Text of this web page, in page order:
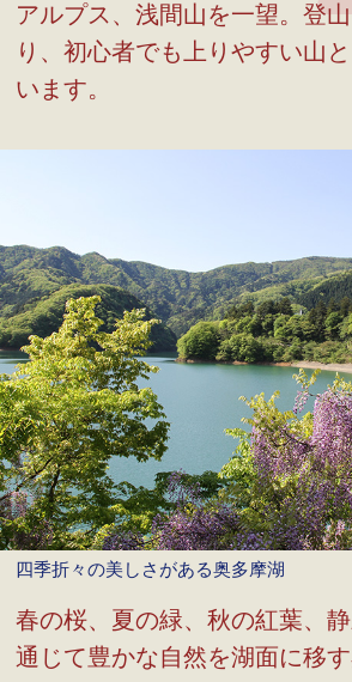
アルプス、浅間山を一望。登
り、初心者でも上りやすい山
います。
四季折々の美しさがある奥多摩湖
春の桜、夏の緑、秋の紅葉、
通じて豊かな自然を湖面に移